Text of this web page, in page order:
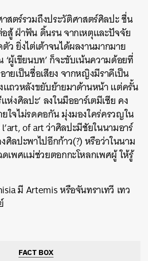
สตร์รวมถึงประวัติศาสตร์ศิลปะ ชื่น
สู้ ฝ่าฟัน ดิ้นรน จากเหตุและปัจจัย
ว ยิ่งไต่เต้าจนได้ผลงานมากมาย
‘ผู้เขียนบท’ ก็จะขับเน้นความด้อยที่
ายเป็นชื่อเสียง จากหญิงมีราคีเป็น
แถวหลังขยับย้ายมาด้านหน้า แต่ครั้น
ห่งศิลปะ’ ลงในมืออาร์เตมีเซีย คง
ใจไม่รดคอกัน มุ่งมองใคร่ครวญใน
of art ว่าศิลปะมีชัยในนามอาร์
ศิลปะพาไปอีกก้าว(?) หรือว่าในนาม
ดเพศแม่ช่วยตอกกะโหลกเพศผู้ ให้รู้
มี Artemis หรือจันทราเทวี เทว
FACT BOX